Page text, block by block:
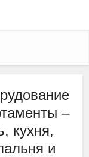
–
кухня,
и